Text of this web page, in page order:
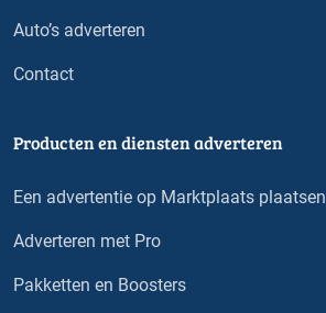
Auto’s adverteren
Contact
Producten en diensten adverteren
Een advertentie op Marktplaats plaatsen
Adverteren met Pro
Pakketten en Boosters